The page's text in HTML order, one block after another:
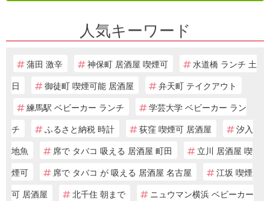
人気キーワード
蒲田 激辛 神保町 居酒屋 喫煙可
水道橋 ランチ 土
日
御徒町 喫煙可能 居酒屋
弁天町 テイクアウト
練馬駅 ベビーカー ランチ
学芸大学 ベビーカー ラン
チ
ふるさと納税 時計 荻窪 喫煙可 居酒屋
汐入
地魚
席で タバコ 吸える 居酒屋 町田
立川 居酒屋 喫
煙可
席で タバコ が 吸える 居酒屋 名古屋
江坂 喫煙
可 居酒屋
北千住 朝まで
ニュウマン横浜 ベビーカー